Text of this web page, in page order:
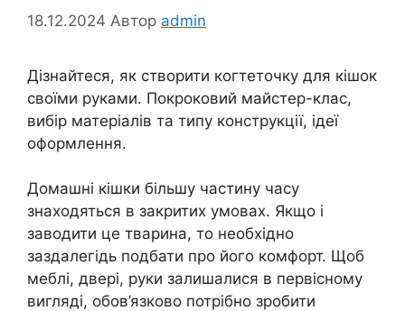
18.12.2024 Автор admin
Дізнайтеся, як створити когтеточку для кішок
своїми руками. Покроковий майстер-клас,
вибір матеріалів та типу конструкції, ідеї
оформлення.
Домашні кішки більшу частину часу
знаходяться в закритих умовах. Якщо і
заводити це тварина, то необхідно
заздалегідь подбати про його комфорт. Щоб
меблі, двері, руки залишалися в первісному
вигляді, обов’язково потрібно зробити